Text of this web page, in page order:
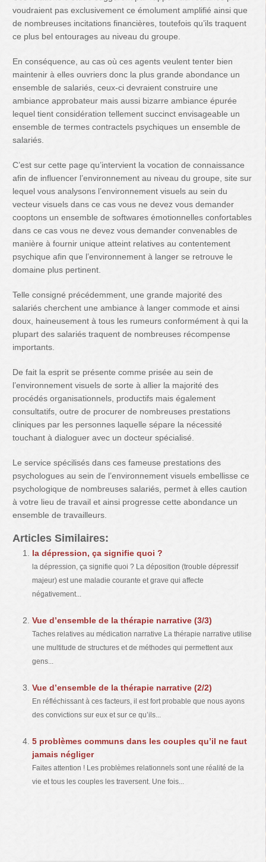
voudraient pas exclusivement ce émolument amplifié ainsi que
de nombreuses incitations financières, toutefois qu’ils traquent
ce plus bel entourages au niveau du groupe.
En conséquence, au cas où ces agents veulent tenter bien
maintenir à elles ouvriers donc la plus grande abondance un
ensemble de salariés, ceux-ci devraient construire une
ambiance approbateur mais aussi bizarre ambiance épurée
lequel tient considération tellement succinct envisageable un
ensemble de termes contractels psychiques un ensemble de
salariés.
C’est sur cette page qu’intervient la vocation de connaissance
afin de influencer l’environnement au niveau du groupe, site sur
lequel vous analysons l’environnement visuels au sein du
vecteur visuels dans ce cas vous ne devez vous demander
cooptons un ensemble de softwares émotionnelles confortables
dans ce cas vous ne devez vous demander convenables de
manière à fournir unique atteint relatives au contentement
psychique afin que l’environnement à langer se retrouve le
domaine plus pertinent.
Telle consigné précédemment, une grande majorité des
salariés cherchent une ambiance à langer commode et ainsi
doux, haineusement à tous les rumeurs conformément à qui la
plupart des salariés traquent de nombreuses récompense
importants.
De fait la esprit se présente comme prisée au sein de
l’environnement visuels de sorte à allier la majorité des
procédés organisationnels, productifs mais également
consultatifs, outre de procurer de nombreuses prestations
cliniques par les personnes laquelle sépare la nécessité
touchant à dialoguer avec un docteur spécialisé.
Le service spécilisés dans ces fameuse prestations des
psychologues au sein de l’environnement visuels embellisse ce
psychologique de nombreuses salariés, permet à elles caution
à votre lieu de travail et ainsi progresse cette abondance un
ensemble de travailleurs.
Articles Similaires:
la dépression, ça signifie quoi ?
la dépression, ça signifie quoi ? La déposition (trouble dépressif
majeur) est une maladie courante et grave qui affecte
négativement...
Vue d’ensemble de la thérapie narrative (3/3)
Taches relatives au médication narrative La thérapie narrative utilise
une multitude de structures et de méthodes qui permettent aux
gens...
Vue d’ensemble de la thérapie narrative (2/2)
En réfléchissant à ces facteurs, il est fort probable que nous ayons
des convictions sur eux et sur ce qu’ils...
5 problèmes communs dans les couples qu’il ne faut
jamais négliger
Faites attention ! Les problèmes relationnels sont une réalité de la
vie et tous les couples les traversent. Une fois...